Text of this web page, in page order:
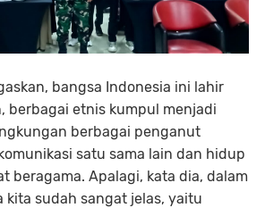
bangsa Indonesia ini lahir
berbagai etnis kumpul menjadi
berbagai penganut
satu sama lain dan hidup
beragama. Apalagi, kata dia, dalam
kita sudah sangat jelas, yaitu